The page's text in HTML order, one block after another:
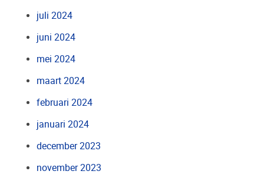
juli 2024
juni 2024
mei 2024
maart 2024
februari 2024
januari 2024
december 2023
november 2023